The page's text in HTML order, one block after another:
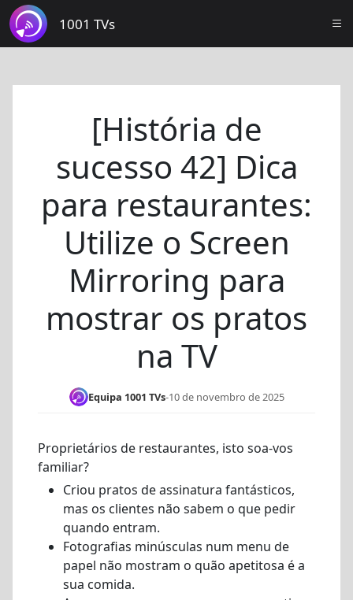
1001 TVs
[História de
sucesso 42] Dica
para restaurantes:
Utilize o Screen
Mirroring para
mostrar os pratos
na TV
Equipa 1001 TVs-10 de novembro de 2025
Proprietários de restaurantes, isto soa-vos
familiar?
Criou pratos de assinatura fantásticos,
mas os clientes não sabem o que pedir
quando entram.
Fotografias minúsculas num menu de
papel não mostram o quão apetitosa é a
sua comida.